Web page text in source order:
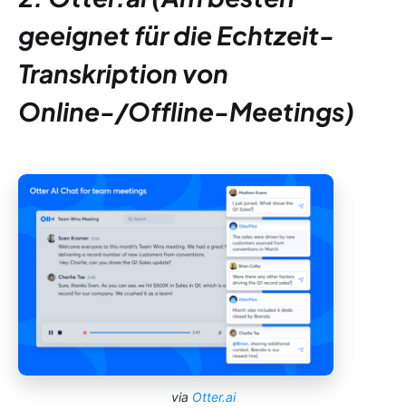
geeignet für die Echtzeit-
Transkription von
Online-/Offline-Meetings)
via Otter.ai